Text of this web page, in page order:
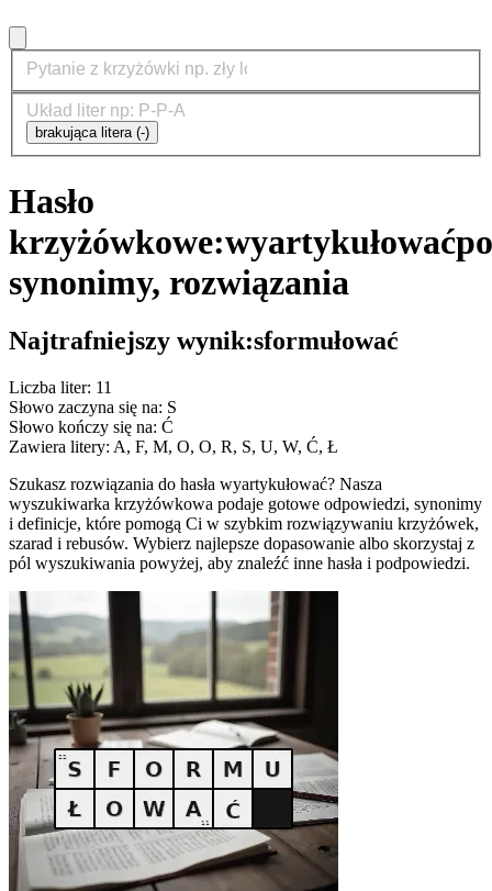
brakująca litera (-)
Hasło
krzyżówkowe:wyartykułować
synonimy, rozwiązania
Najtrafniejszy wynik:sformułować
Liczba liter: 11
Słowo zaczyna się na: S
Słowo kończy się na: Ć
Zawiera litery: A, F, M, O, O, R, S, U, W, Ć, Ł
Szukasz rozwiązania do hasła wyartykułować? Nasza
wyszukiwarka krzyżówkowa podaje gotowe odpowiedzi, synonimy
i definicje, które pomogą Ci w szybkim rozwiązywaniu krzyżówek,
szarad i rebusów. Wybierz najlepsze dopasowanie albo skorzystaj z
pól wyszukiwania powyżej, aby znaleźć inne hasła i podpowiedzi.